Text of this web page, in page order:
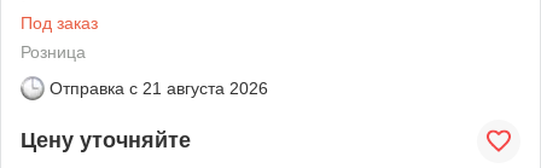
Под заказ
Розница
Отправка с 21 августа 2026
Цену уточняйте